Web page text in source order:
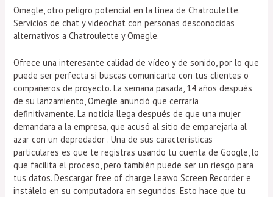
Omegle, otro peligro potencial en la línea de Chatroulette.
Servicios de chat y videochat con personas desconocidas
alternativos a Chatroulette y Omegle.
Ofrece una interesante calidad de vídeo y de sonido, por lo que
puede ser perfecta si buscas comunicarte con tus clientes o
compañeros de proyecto. La semana pasada, 14 años después
de su lanzamiento, Omegle anunció que cerraría
definitivamente. La noticia llega después de que una mujer
demandara a la empresa, que acusó al sitio de emparejarla al
azar con un depredador . Una de sus características
particulares es que te registras usando tu cuenta de Google, lo
que facilita el proceso, pero también puede ser un riesgo para
tus datos. Descargar free of charge Leawo Screen Recorder e
instálelo en su computadora en segundos. Esto hace que tu